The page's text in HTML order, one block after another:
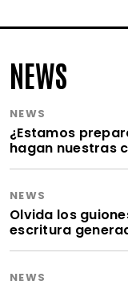
NEWS
NEWS
¿Estamos
hagan nuestras
NEWS
Olvida los
escritura
NEWS